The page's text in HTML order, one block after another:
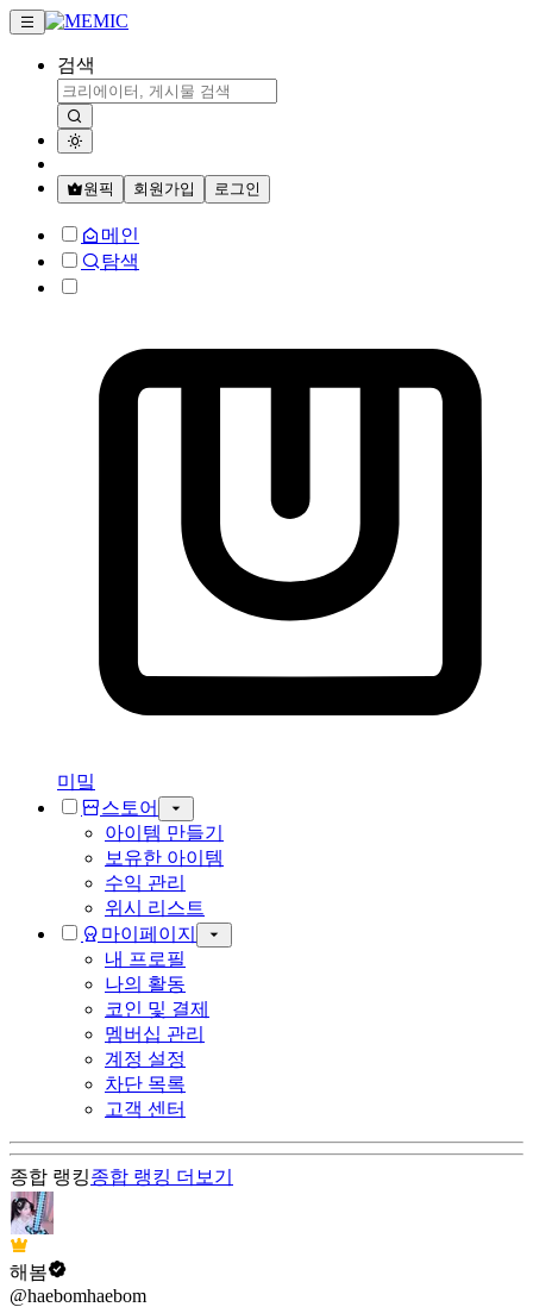
검색
원픽 회원가입 로그인
메인
탐색
미밐
스토어
아이템 만들기
보유한 아이템
수익 관리
위시 리스트
마이페이지
내 프로필
나의 활동
코인 및 결제
멤버십 관리
계정 설정
차단 목록
고객 센터
종합 랭킹종합 랭킹 더보기
해봄
@haebomhaebom